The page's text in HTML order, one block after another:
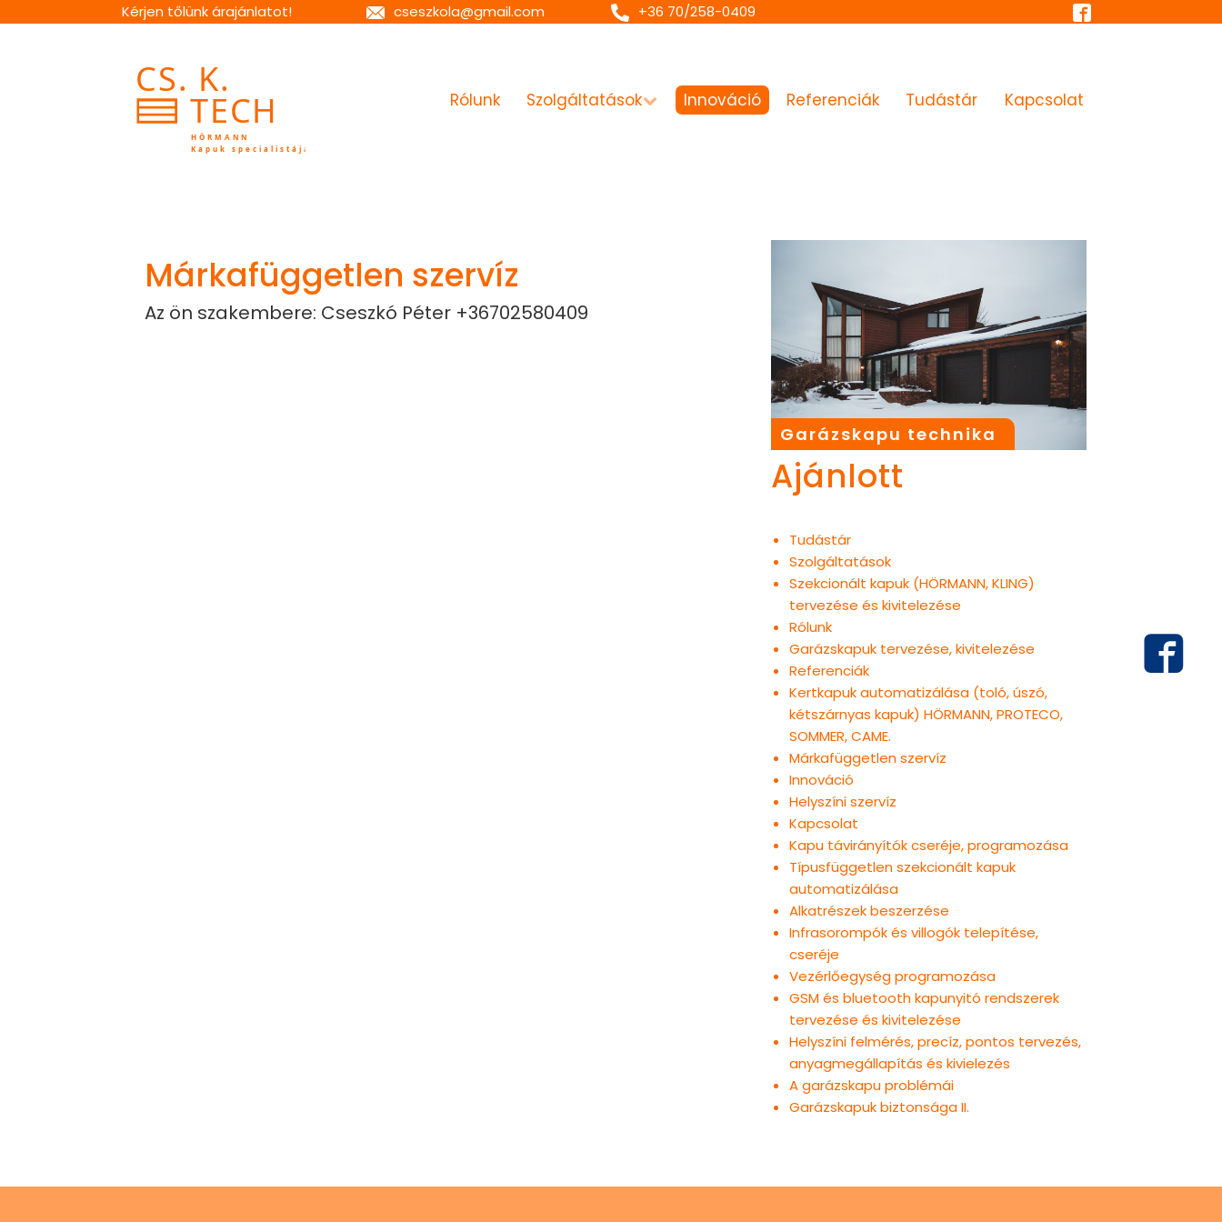
Kérjen tőlünk árajánlatot! cseszkola@gmail.com +36 70/258-0409
Rólunk Szolgáltatások Innováció Referenciák Tudástár Kapcsolat
Márkafüggetlen szervíz
Az ön szakembere: Cseszkó Péter +36702580409
Garázskapu technika
Ajánlott
Tudástár
Szolgáltatások
Szekcionált kapuk (HÖRMANN, KLING)
tervezése és kivitelezése
Rólunk
Garázskapuk tervezése, kivitelezése
Referenciák
Kertkapuk automatizálása (toló, úszó,
kétszárnyas kapuk) HÖRMANN, PROTECO,
SOMMER, CAME.
Márkafüggetlen szervíz
Innováció
Helyszíni szervíz
Kapcsolat
Kapu távirányítók cseréje, programozása
Típusfüggetlen szekcionált kapuk
automatizálása
Alkatrészek beszerzése
Infrasorompók és villogók telepítése,
cseréje
Vezérlőegység programozása
GSM és bluetooth kapunyitó rendszerek
tervezése és kivitelezése
Helyszíni felmérés, precíz, pontos tervezés,
anyagmegállapítás és kivielezés
A garázskapu problémái
Garázskapuk biztonsága II.